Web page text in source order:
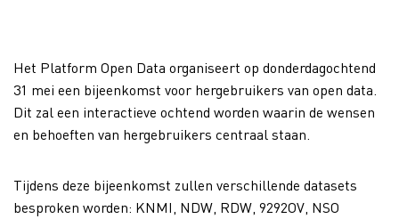
Het Platform Open Data organiseert op donderdagochtend
31 mei een bijeenkomst voor hergebruikers van open data.
Dit zal een interactieve ochtend worden waarin de wensen
en behoeften van hergebruikers centraal staan.
Tijdens deze bijeenkomst zullen verschillende datasets
besproken worden: KNMI, NDW, RDW, 9292OV, NSO